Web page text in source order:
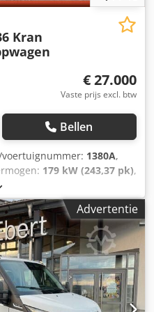
Kran
€ 27.000
Vaste prijs excl. btw
Bellen
1380A,
179 kW (243,37 pk),
3 assen, kleur:
, Uitrusting: ABS,
kraan,
NIEUW!!! So-KFZ
goede staat rechtstreeks
en onderhouden, de
uit de reserve) daarom is
, De M936W / W
Advertentie